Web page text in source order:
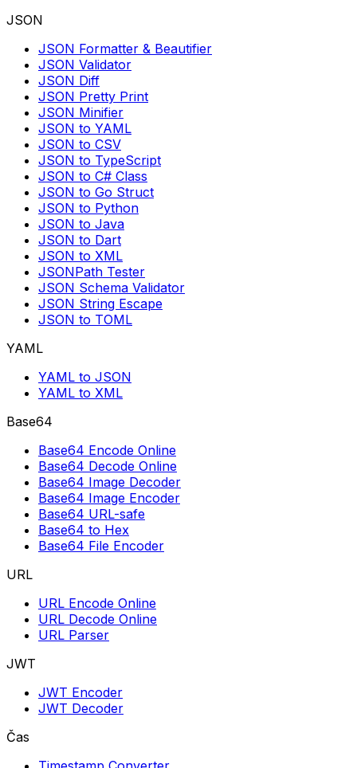
JSON
JSON Formatter & Beautifier
JSON Validator
JSON Diff
JSON Pretty Print
JSON Minifier
JSON to YAML
JSON to CSV
JSON to TypeScript
JSON to C# Class
JSON to Go Struct
JSON to Python
JSON to Java
JSON to Dart
JSON to XML
JSONPath Tester
JSON Schema Validator
JSON String Escape
JSON to TOML
YAML
YAML to JSON
YAML to XML
Base64
Base64 Encode Online
Base64 Decode Online
Base64 Image Decoder
Base64 Image Encoder
Base64 URL-safe
Base64 to Hex
Base64 File Encoder
URL
URL Encode Online
URL Decode Online
URL Parser
JWT
JWT Encoder
JWT Decoder
Čas